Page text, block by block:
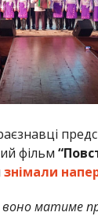
фільм
знімали
матиме